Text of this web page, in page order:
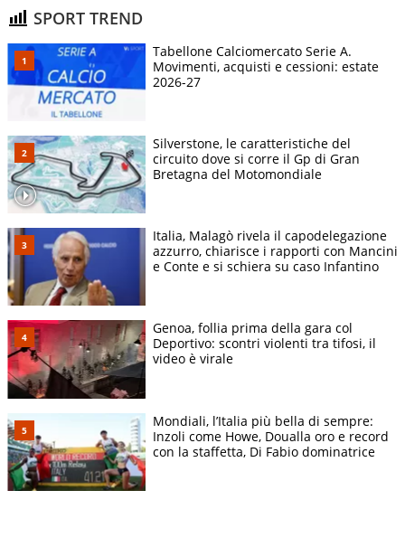
SPORT TREND
Tabellone Calciomercato Serie A.
Movimenti, acquisti e cessioni: estate
2026-27
Silverstone, le caratteristiche del
circuito dove si corre il Gp di Gran
Bretagna del Motomondiale
Italia, Malagò rivela il capodelegazione
azzurro, chiarisce i rapporti con Mancini
e Conte e si schiera su caso Infantino
Genoa, follia prima della gara col
Deportivo: scontri violenti tra tifosi, il
video è virale
Mondiali, l’Italia più bella di sempre:
Inzoli come Howe, Doualla oro e record
con la staffetta, Di Fabio dominatrice